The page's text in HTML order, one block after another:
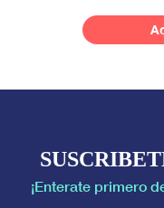
¡Enterate primero